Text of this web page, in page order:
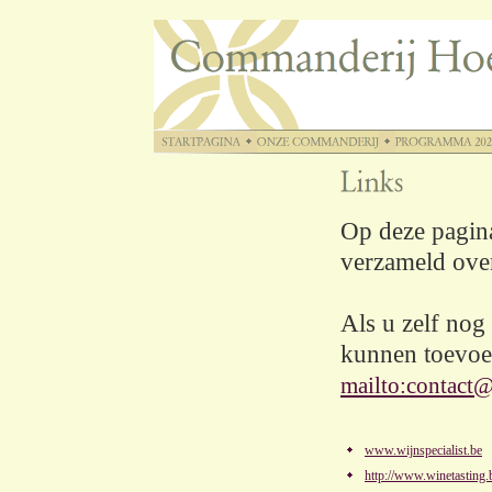
Op deze
verzameld
Als u zelf nog
kunnen
mailto:
www.wijnspecialist.be
http://